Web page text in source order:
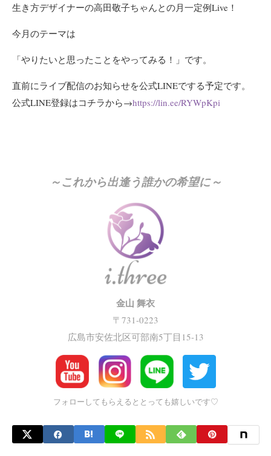
生き方デザイナーの高田敬子ちゃんとの月一定例Live！
今月のテーマは
「やりたいと思ったことをやってみる！」です。
直前にライブ配信のお知らせを公式LINEでする予定です。
公式LINE登録はコチラから→https://lin.ee/RYWpKpi
～これから出逢う誰かの希望に～
金山 舞衣
〒731-0223
広島市安佐北区可部南5丁目15-13
フォローしてもらえるととっても嬉しいです♡